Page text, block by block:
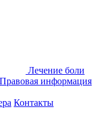
Лечение боли
Правовая информация
Контакты